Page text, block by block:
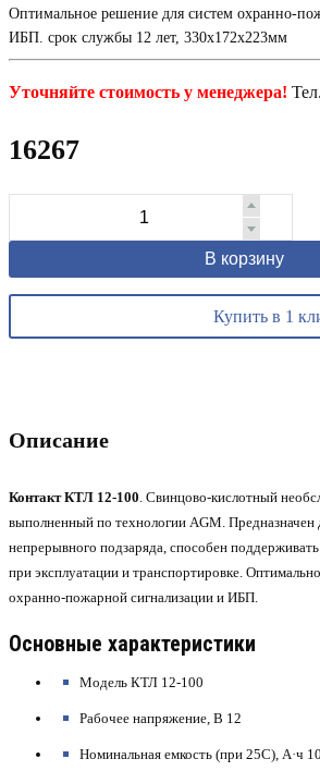
Оптимальное решение для систем охранно-
ИБП. срок службы 12 лет, 330x172x223мм
Уточняйте стоимость у менеджера!
16267
В корзину
Купить в 1
Описание
Контакт КТЛ 12-100. Свинцово-кислотный
выполненный по технологии AGM.
непрерывного подзаряда, способен
при эксплуатации и транспортировке.
охранно-пожарной сигнализации и ИБП.
Основные характеристики
Модель КТЛ 12-100
Рабочее напряжение, В 12
Номинальная емкость (при 25С), А·ч